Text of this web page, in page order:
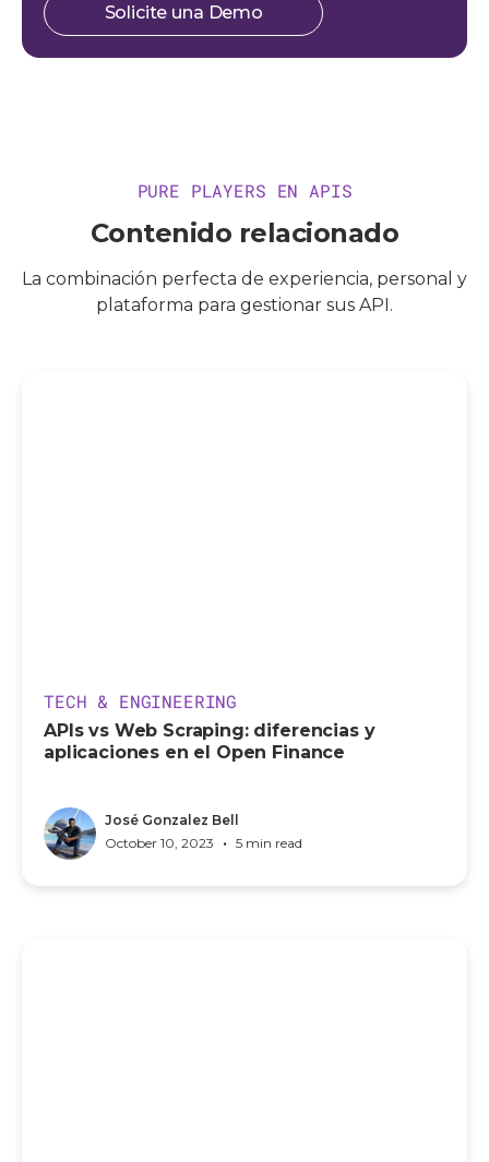
Solicite una Demo
PURE PLAYERS EN APIS
Contenido relacionado
La combinación perfecta de experiencia, personal y
plataforma para gestionar sus API.
TECH & ENGINEERING
APIs vs Web Scraping: diferencias y
aplicaciones en el Open Finance
José Gonzalez Bell
October 10, 2023
• 5 min read